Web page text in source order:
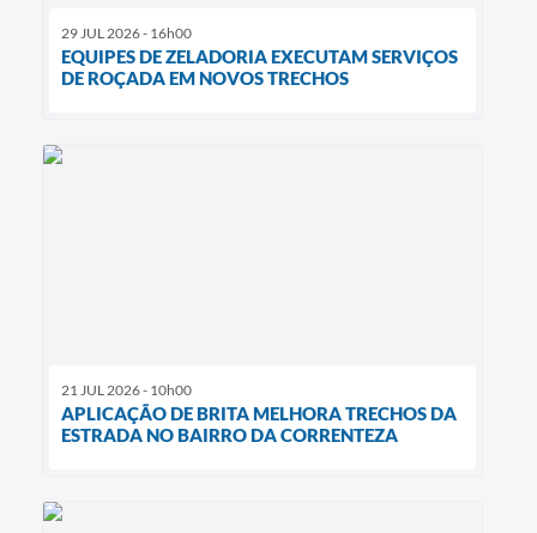
29 JUL 2026 - 16h00
EQUIPES DE ZELADORIA EXECUTAM SERVIÇOS
DE ROÇADA EM NOVOS TRECHOS
21 JUL 2026 - 10h00
APLICAÇÃO DE BRITA MELHORA TRECHOS DA
ESTRADA NO BAIRRO DA CORRENTEZA